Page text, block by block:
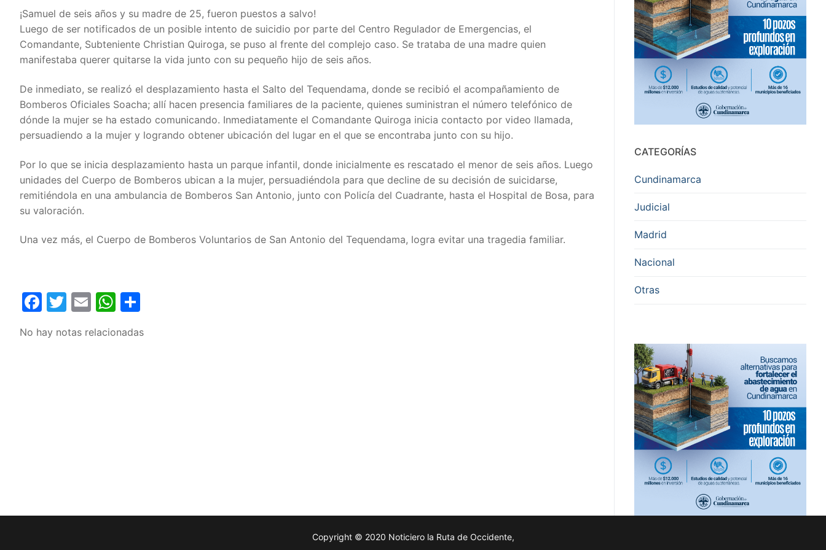
¡Samuel de seis años y su madre de 25, fueron puestos a salvo!
Luego de ser notificados de un posible intento de suicidio por parte del Centro Regulador de Emergencias, el
Comandante, Subteniente Christian Quiroga, se puso al frente del complejo caso. Se trataba de una madre quien
manifestaba querer quitarse la vida junto con su pequeño hijo de seis años.
De inmediato, se realizó el desplazamiento hasta el Salto del Tequendama, donde se recibió el acompañamiento de
Bomberos Oficiales Soacha; allí hacen presencia familiares de la paciente, quienes suministran el número telefónico de
dónde la mujer se ha estado comunicando. Inmediatamente el Comandante Quiroga inicia contacto por video llamada,
persuadiendo a la mujer y logrando obtener ubicación del lugar en el que se encontraba junto con su hijo.
Por lo que se inicia desplazamiento hasta un parque infantil, donde inicialmente es rescatado el menor de seis años. Luego
unidades del Cuerpo de Bomberos ubican a la mujer, persuadiéndola para que decline de su decisión de suicidarse,
remitiéndola en una ambulancia de Bomberos San Antonio, junto con Policía del Cuadrante, hasta el Hospital de Bosa, para
su valoración.
Una vez más, el Cuerpo de Bomberos Voluntarios de San Antonio del Tequendama, logra evitar una tragedia familiar.
Facebook
Twitter
EmailWhatsApp
No hay notas relacionadas
CATEGORÍAS
Cundinamarca
Judicial
Madrid
Nacional
Otras
Copyright © 2020 Noticiero la Ruta de Occidente,